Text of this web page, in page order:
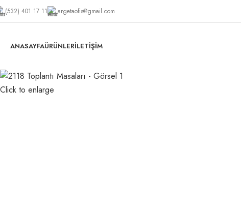
(532) 401 17 11 argetaofis@gmail.com
ANASAYFAÜRÜNLERİLETIŞIM
Click to enlarge